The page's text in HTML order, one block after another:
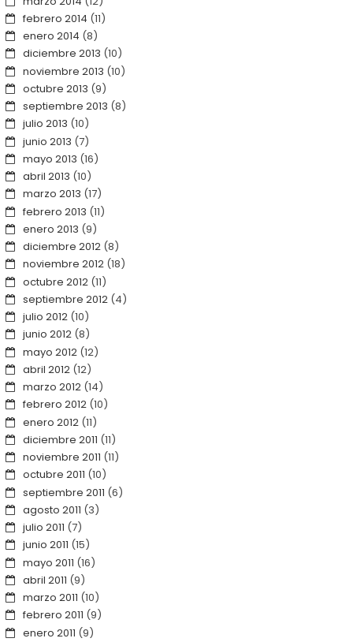
febrero 2014 (11)
enero 2014 (8)
diciembre 2013 (10)
noviembre 2013 (10)
octubre 2013 (9)
septiembre 2013 (8)
julio 2013 (10)
junio 2013 (7)
mayo 2013 (16)
abril 2013 (10)
marzo 2013 (17)
febrero 2013 (11)
enero 2013 (9)
diciembre 2012(8)
noviembre 2012(18)
octubre 2012(11)
septiembre 2012(4)
julio 2012(10)
junio 2012(8)
mayo 2012(12)
abril 2012(12)
marzo 2012(14)
febrero 2012(10)
enero 2012(11)
diciembre 2011 (11)
noviembre 2011 (11)
octubre 2011 (10)
septiembre 2011 (6)
agosto 2011 (3)
julio 2011 (7)
junio 2011 (15)
mayo 2011 (16)
abril 2011 (9)
marzo 2011 (10)
febrero 2011 (9)
enero 2011 (9)